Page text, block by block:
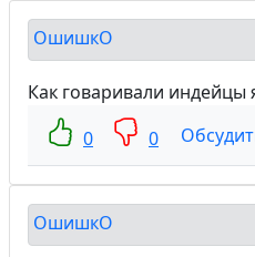
ОшишкО
Как говаривали
0
0
ОшишкО